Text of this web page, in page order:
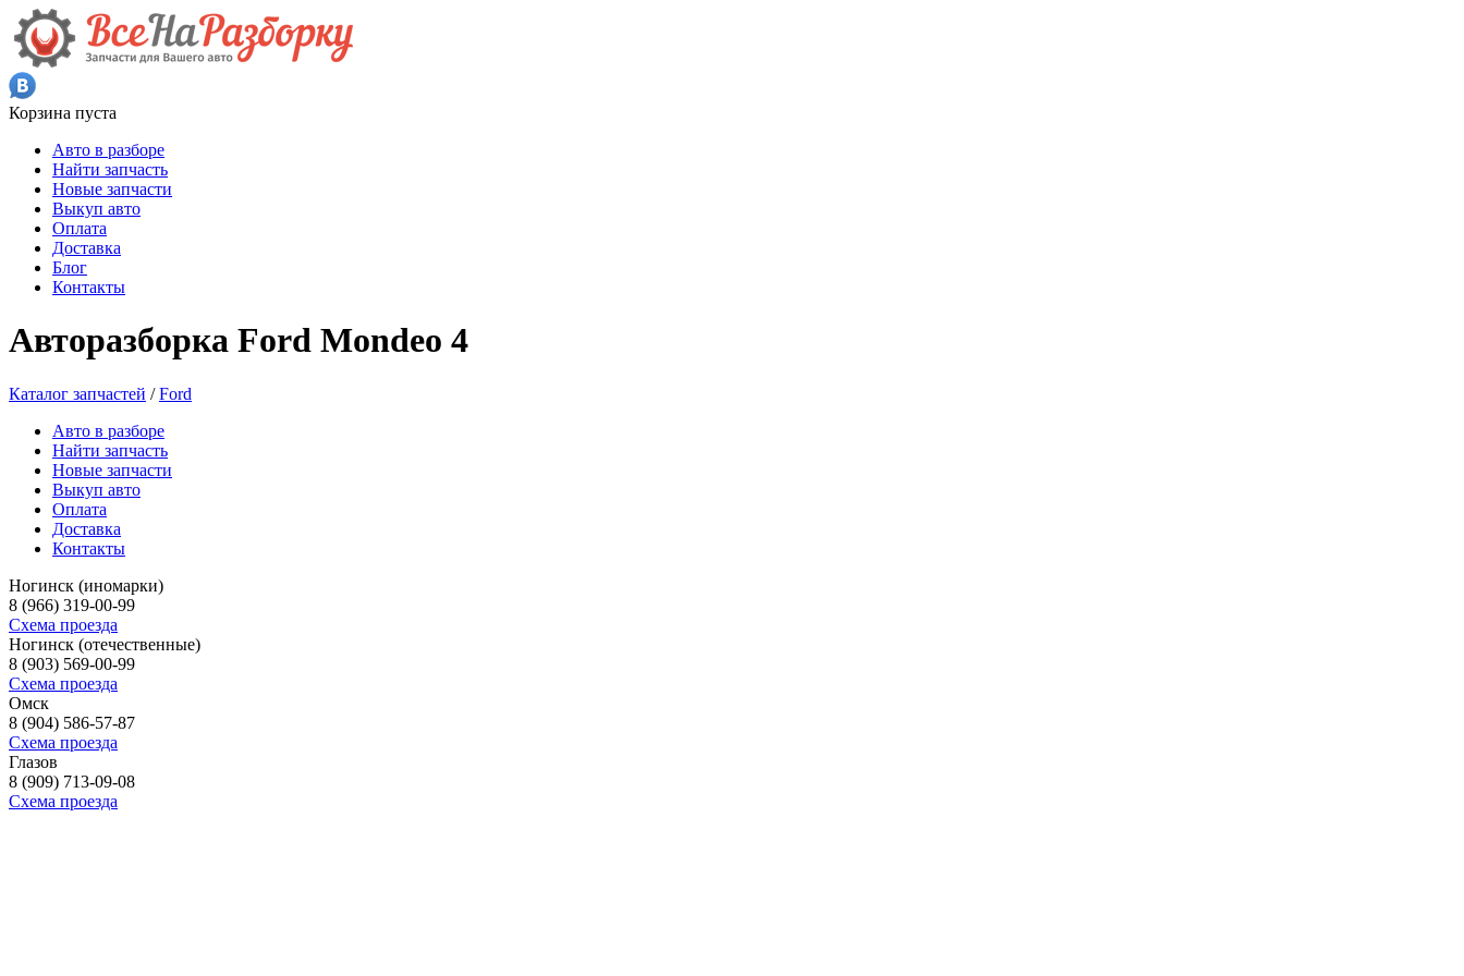
Корзина пуста
Авто в разборе
Найти запчасть
Новые запчасти
Выкуп авто
Оплата
Доставка
Блог
Контакты
Авторазборка Ford Mondeo 4
Каталог запчастей /Ford
Авто в разборе
Найти запчасть
Новые запчасти
Выкуп авто
Оплата
Доставка
Контакты
Ногинск (иномарки)
8 (966) 319-00-99
Схема проезда
Ногинск (отечественные)
8 (903) 569-00-99
Схема проезда
Омск
8 (904) 586-57-87
Схема проезда
Глазов
8 (909) 713-09-08
Схема проезда